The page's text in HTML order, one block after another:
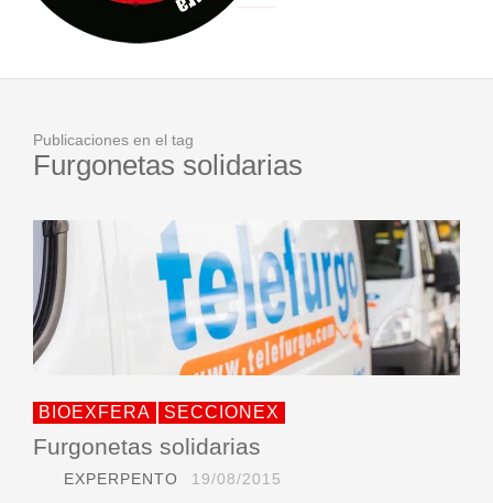
«NO TENGO PUTOS SUEÑOS»
Publicaciones en el tag
Furgonetas solidarias
BIOEXFERA SECCIONEX
Furgonetas solidarias
EXPERPENTO 19/08/2015